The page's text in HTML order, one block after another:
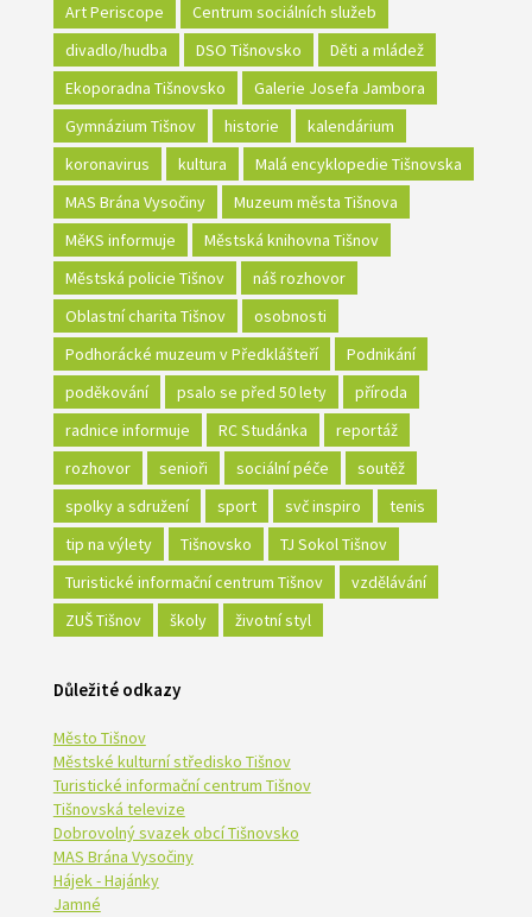
Art Periscope
Centrum sociálních služeb
divadlo/hudba
DSO Tišnovsko
Děti a mládež
Ekoporadna Tišnovsko
Galerie Josefa Jambora
Gymnázium Tišnov
historie
kalendárium
koronavirus
kultura
Malá encyklopedie Tišnovska
MAS Brána Vysočiny
Muzeum města Tišnova
MěKS informuje
Městská knihovna Tišnov
Městská policie Tišnov
náš rozhovor
Oblastní charita Tišnov
osobnosti
Podhorácké muzeum v Předklášteří
Podnikání
poděkování
psalo se před 50 lety
příroda
radnice informuje
RC Studánka
reportáž
rozhovor
senioři sociální péče
soutěž
spolky a sdružení
sport svč inspiro
tenis
tip na výlety
Tišnovsko
TJ Sokol Tišnov
Turistické informační centrum Tišnov
vzdělávání
ZUŠ Tišnov
školy životní styl
Důležité odkazy
Město Tišnov
Městské kulturní středisko Tišnov
Turistické informační centrum Tišnov
Tišnovská televize
Dobrovolný svazek obcí Tišnovsko
MAS Brána Vysočiny
Hájek - Hajánky
Jamné